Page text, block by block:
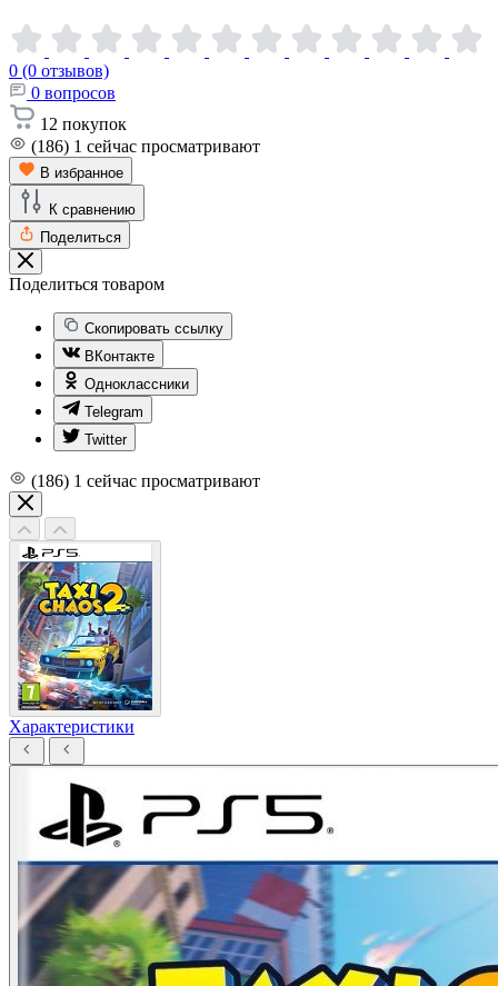
0 (0 отзывов)
0 вопросов
12 покупок
(186) 1 сейчас просматривают
В избранное
К сравнению
Поделиться
Поделиться товаром
Скопировать ссылку
ВКонтакте
Одноклассники
Telegram
Twitter
(186) 1 сейчас просматривают
Характеристики